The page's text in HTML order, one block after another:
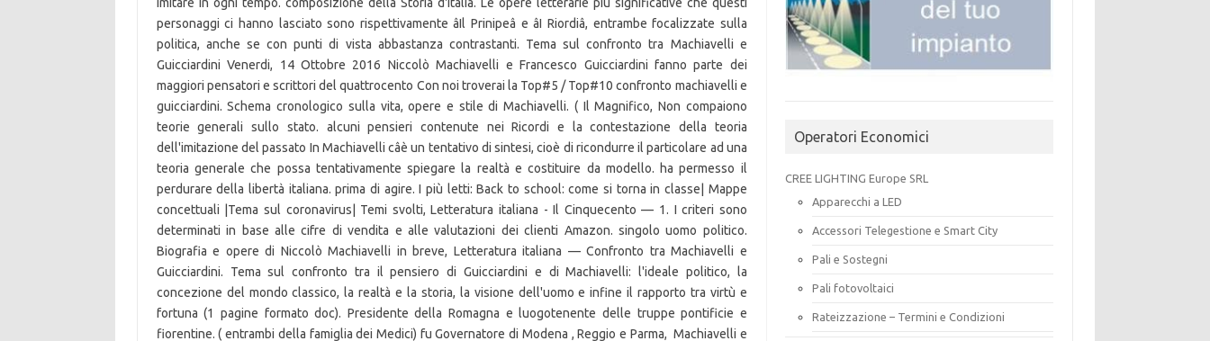
Operatori Economici
CREE LIGHTING Europe SRL
Apparecchi a LED
Accessori Telegestione e Smart City
Pali e Sostegni
Pali fotovoltaici
Rateizzazione – Termini e Condizioni